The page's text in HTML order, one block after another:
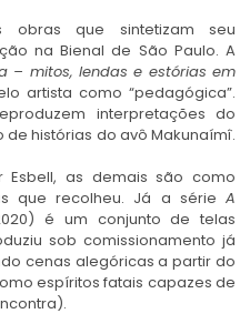
obras que sintetizam seu
na Bienal de São Paulo. A
– mitos, lendas e estórias em
artista como “pedagógica”.
interpretações do
histórias do avô Makunaímî.
as demais são como
que recolheu. Já a série A
é um conjunto de telas
sob comissionamento já
cenas alegóricas a partir do
espíritos fatais capazes de